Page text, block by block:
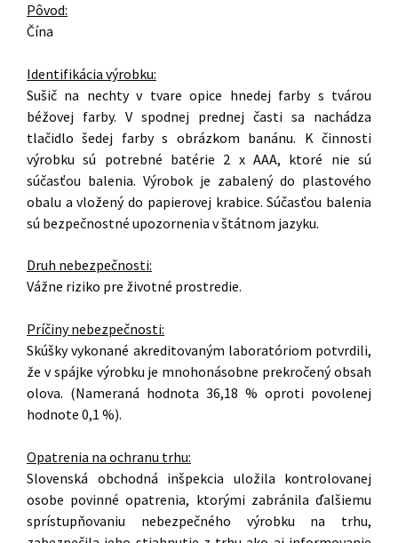
Pôvod:
Čína
Identifikácia výrobku:
Sušič na nechty v tvare opice hnedej farby s tvárou
béžovej farby. V spodnej prednej časti sa nachádza
tlačidlo šedej farby s obrázkom banánu. K činnosti
výrobku sú potrebné batérie 2 x AAA, ktoré nie sú
súčasťou balenia. Výrobok je zabalený do plastového
obalu a vložený do papierovej krabice. Súčasťou balenia
sú bezpečnostné upozornenia v štátnom jazyku.
Druh nebezpečnosti:
Vážne riziko pre životné prostredie.
Príčiny nebezpečnosti:
Skúšky vykonané akreditovaným laboratóriom potvrdili,
že v spájke výrobku je mnohonásobne prekročený obsah
olova. (Nameraná hodnota 36,18 % oproti povolenej
hodnote 0,1 %).
Opatrenia na ochranu trhu:
Slovenská obchodná inšpekcia uložila kontrolovanej
osobe povinné opatrenia, ktorými zabránila ďalšiemu
sprístupňovaniu nebezpečného výrobku na trhu,